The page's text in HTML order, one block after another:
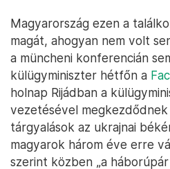
Magyarország ezen a
magát, ahogyan nem volt
a müncheni konferencián
külügyminiszter hétfőn a
holnap Rijádban a
vezetésével megkezdődnek
tárgyalások az ukrajnai
magyarok három éve erre
szerint közben „a